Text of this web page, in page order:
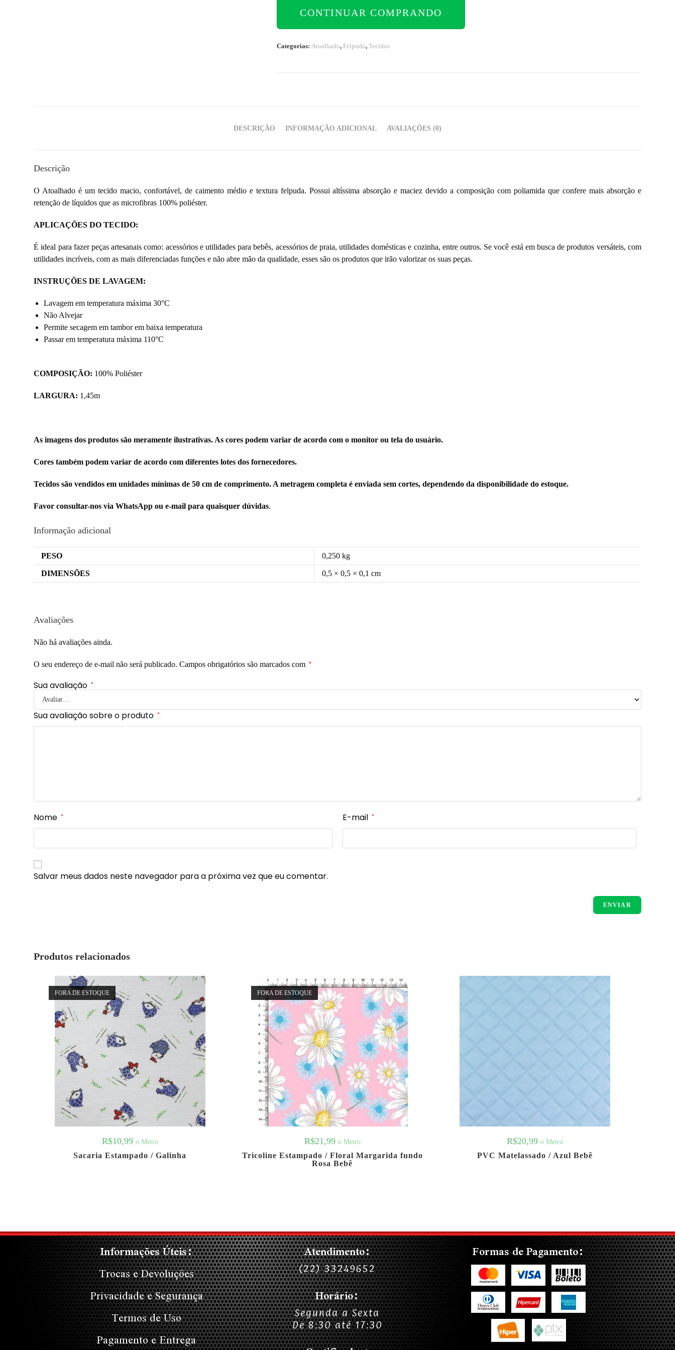
CONTINUAR COMPRANDO
Categorias:Atoalhado, Felpudo,Tecidos
DESCRIÇÃO INFORMAÇÃO ADICIONAL AVALIAÇÕES (0)
Descrição
O Atoalhado é um tecido macio, confortável, de caimento médio e textura felpuda. Possui altíssima absorção e maciez devido a composição com poliamida que confere mais absorção e
retenção de líquidos que as microfibras 100% poliéster.
APLICAÇÕES DO TECIDO:
É ideal para fazer peças artesanais como: acessórios e utilidades para bebês, acessórios de praia, utilidades domésticas e cozinha, entre outros. Se você está em busca de produtos versáteis, com
utilidades incríveis, com as mais diferenciadas funções e não abre mão da qualidade, esses são os produtos que irão valorizar os suas peças.
INSTRUÇÕES DE LAVAGEM:
Lavagem em temperatura máxima 30°C
Não Alvejar
Permite secagem em tambor em baixa temperatura
Passar em temperatura máxima 110°C
COMPOSIÇÃO: 100% Poliéster
LARGURA: 1,45m
As imagens dos produtos são meramente ilustrativas. As cores podem variar de acordo com o monitor ou tela do usuário.
Cores também podem variar de acordo com diferentes lotes dos fornecedores.
Tecidos são vendidos em unidades mínimas de 50 cm de comprimento. A metragem completa é enviada sem cortes, dependendo da disponibilidade do estoque.
Favor consultar-nos via WhatsApp ou e-mail para quaisquer dúvidas.
Informação adicional
PESO 0,250 kg
DIMENSÕES 0,5 × 0,5 × 0,1 cm
Avaliações
Não há avaliações ainda.
O seu endereço de e-mail não será publicado. Campos obrigatórios são marcados com *
Sua avaliação *
Sua avaliação sobre o produto *
Nome * E-mail *
Salvar meus dados neste navegador para a próxima vez que eu comentar.
Produtos relacionados
FORA DE ESTOQUE
R$10,99 o Metro
Sacaria Estampado / Galinha
FORA DE ESTOQUE
R$21,99 o Metro
Tricoline Estampado / Floral Margarida fundo
Rosa Bebê
R$20,99 o Metro
PVC Matelassado / Azul Bebê
Informações Úteis:
Trocas e Devoluções
Privacidade e Segurança
Termos de Uso
Pagamento e Entrega
Atendimento:
(22) 33249652
Horário:
Segunda a Sexta
De 8:30 até 17:30
Formas de Pagamento: